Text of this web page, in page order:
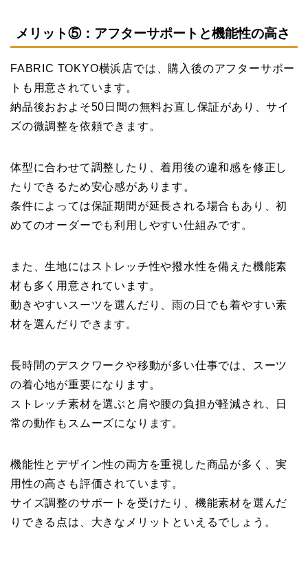
メリット⑤：アフターサポートと機能性の高さ
FABRIC TOKYO横浜店では、購入後のアフターサポー
トも用意されています。
納品後おおよそ50日間の無料お直し保証があり、サイ
ズの微調整を依頼できます。
体型に合わせて調整したり、着用後の違和感を修正し
たりできるため安心感があります。
条件によっては保証期間が延長される場合もあり、初
めてのオーダーでも利用しやすい仕組みです。
また、生地にはストレッチ性や撥水性を備えた機能素
材も多く用意されています。
動きやすいスーツを選んだり、雨の日でも着やすい素
材を選んだりできます。
長時間のデスクワークや移動が多い仕事では、スーツ
の着心地が重要になります。
ストレッチ素材を選ぶと肩や腰の負担が軽減され、日
常の動作もスムーズになります。
機能性とデザイン性の両方を重視した商品が多く、実
用性の高さも評価されています。
サイズ調整のサポートを受けたり、機能素材を選んだ
りできる点は、大きなメリットといえるでしょう。